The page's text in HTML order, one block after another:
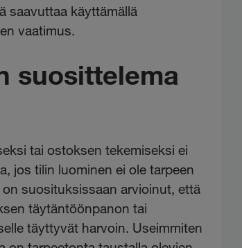
saavuttaa käyttämällä
vaatimus.
suosittelema
tai ostoksen tekemiseksi ei
jos tilin luominen ei ole tarpeen
suosituksissaan arvioinut, että
täytäntöönpanon tai
täyttyvät harvoin. Useimmiten